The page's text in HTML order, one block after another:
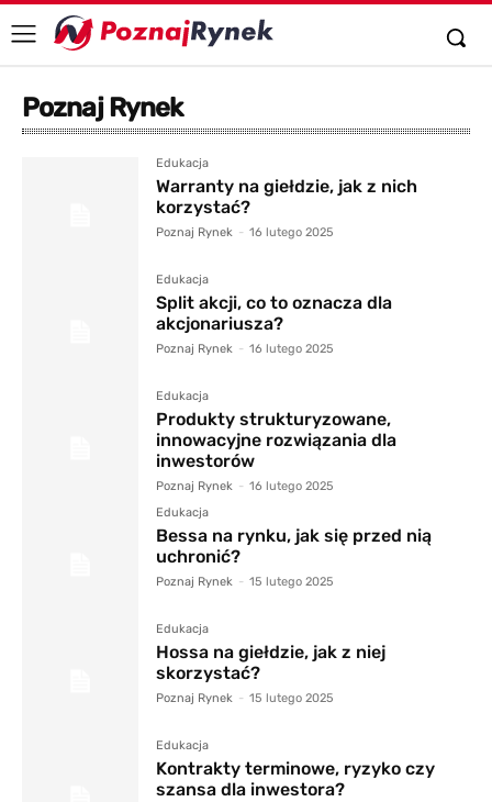
Poznaj Rynek
Edukacja
Warranty na giełdzie, jak z nich
korzystać?
Poznaj Rynek - 16 lutego 2025
Edukacja
Split akcji, co to oznacza dla
akcjonariusza?
Poznaj Rynek - 16 lutego 2025
Edukacja
Produkty strukturyzowane,
innowacyjne rozwiązania dla
inwestorów
Poznaj Rynek - 16 lutego 2025
Edukacja
Bessa na rynku, jak się przed nią
uchronić?
Poznaj Rynek - 15 lutego 2025
Edukacja
Hossa na giełdzie, jak z niej
skorzystać?
Poznaj Rynek - 15 lutego 2025
Edukacja
Kontrakty terminowe, ryzyko czy
szansa dla inwestora?